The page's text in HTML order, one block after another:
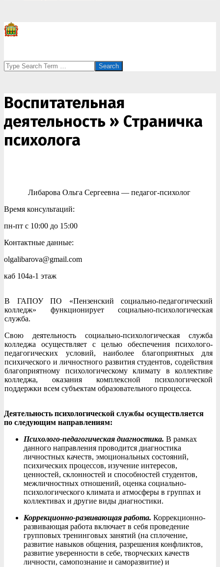
Search
Воспитательная
деятельность » Страничка
психолога
Либарова Ольга Сергеевна — педагог-психолог
Время консультаций:
пн-пт с 10:00 до 15:00
Контактные данные:
olgalibarova@gmail.com
каб 104а-1 этаж
В ГАПОУ ПО «Пензенский социально-педагогический
колледж» функционирует социально-психологическая
служба.
Свою деятельность социально-психологическая служба
колледжа осуществляет с целью обеспечения психолого-
педагогических условий, наиболее благоприятных для
психического и личностного развития студентов, содействия
благоприятному психологическому климату в коллективе
колледжа, оказания комплексной психологической
поддержки всем субъектам образовательного процесса.
Деятельность психологической службы осуществляется
по следующим направлениям:
Психолого-педагогическая диагностика. В рамках
данного направления проводится диагностика
личностных качеств, эмоциональных состояний,
психических процессов, изучение интересов,
ценностей, склонностей и способностей студентов,
межличностных отношений, оценка социально-
психологического климата и атмосферы в группах и
коллективах и другие виды диагностики.
Коррекционно-развивающая работа. Коррекционно-
развивающая работа включает в себя проведение
групповых тренинговых занятий (на сплочение,
развитие навыков общения, разрешения конфликтов,
развитие уверенности в себе, творческих качеств
личности, самопознание и саморазвитие) и